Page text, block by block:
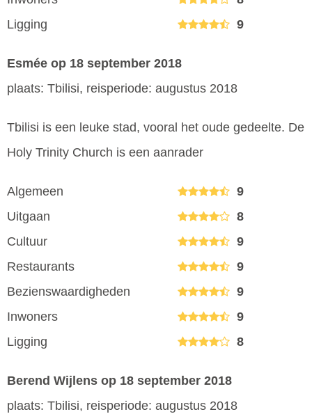
Ligging
9
Esmée op 18 september 2018
plaats: Tbilisi, reisperiode: augustus 2018
Tbilisi is een leuke stad, vooral het oude gedeelte. De
Holy Trinity Church is een aanrader
Algemeen
9
Uitgaan
8
Cultuur
9
Restaurants
9
Bezienswaardigheden
9
Inwoners
9
Ligging
8
Berend Wijlens op 18 september 2018
plaats: Tbilisi, reisperiode: augustus 2018